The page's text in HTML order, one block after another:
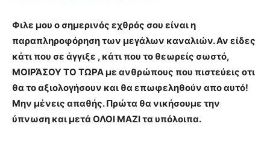
Φιλε μου ο σημερινός εχθρός σου είναι η
παραπληροφόρηση των μεγάλων καναλιών. Αν είδες
κάτι που σε άγγιξε , κάτι που το θεωρείς σωστό,
ΜΟΙΡΆΣΟΥ ΤΟ ΤΩΡΑ με ανθρώπους που πιστεύεις οτι
θα το αξιολογήσουν και θα επωφεληθούν απο αυτό!
Μην μένεις απαθής. Πρώτα θα νικήσουμε την
ύπνωση και μετά ΟΛΟΙ ΜΑΖΙ τα υπόλοιπα.